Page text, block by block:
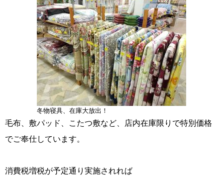
冬物寝具、在庫大放出！
毛布、敷パッド、こたつ敷など、店内在庫限りで特別価格
でご奉仕しています。
消費税増税が予定通り実施されれば